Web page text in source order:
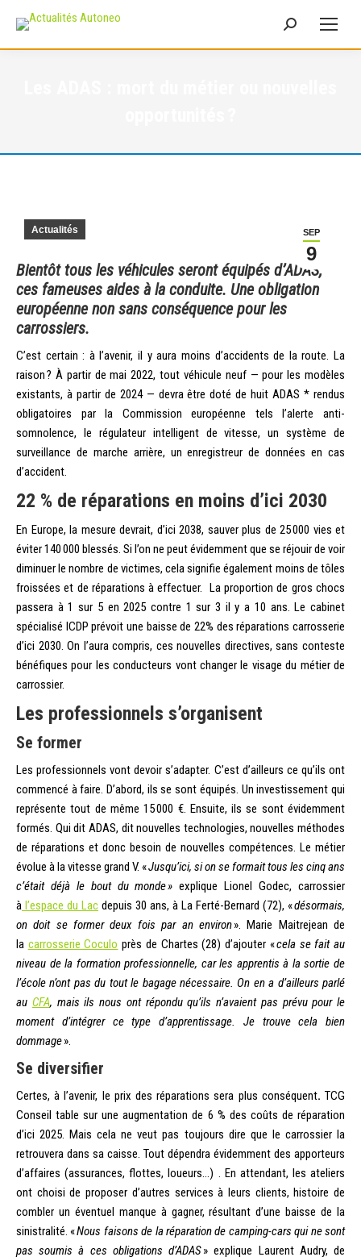
Recherche
:
SEP
9
Actualités
Bientôt tous les véhicules seront équipés d’ADAS,
ces fameuses aides à la conduite. Une obligation
européenne non sans conséquence pour les
carrossiers.
C’est certain : à l’avenir, il y aura moins d’accidents de la route. La
raison ? À partir de mai 2022, tout véhicule neuf — pour les modèles
existants, à partir de 2024 — devra être doté de huit ADAS * rendus
obligatoires par la Commission européenne tels l’alerte anti-
somnolence, le régulateur intelligent de vitesse, un système de
surveillance de marche arrière, un enregistreur de données en cas
d’accident.
22 % de réparations en moins d’ici 2030
En Europe, la mesure devrait, d’ici 2038, sauver plus de 25 000 vies et
éviter 140 000 blessés. Si l’on ne peut évidemment que se réjouir de voir
diminuer le nombre de victimes, cela signifie également moins de tôles
froissées et de réparations à effectuer. La proportion de gros chocs
passera à 1 sur 5 en 2025 contre 1 sur 3 il y a 10 ans. Le cabinet
spécialisé ICDP prévoit une baisse de 22% des réparations carrosserie
d’ici 2030. On l’aura compris, ces nouvelles directives, sans conteste
bénéfiques pour les conducteurs vont changer le visage du métier de
carrossier.
Les professionnels s’organisent
Se former
Les professionnels vont devoir s’adapter. C’est d’ailleurs ce qu’ils ont
commencé à faire. D’abord, ils se sont équipés. Un investissement qui
représente tout de même 15 000 €. Ensuite, ils se sont évidemment
formés. Qui dit ADAS, dit nouvelles technologies, nouvelles méthodes
de réparations et donc besoin de nouvelles compétences. Le métier
évolue à la vitesse grand V. «Jusqu’ici, si on se formait tous les cinq ans
c’était déjà le bout du monde »explique Lionel Godec, carrossier
à l’espace du Lac depuis 30 ans, à La Ferté-Bernard (72), «désormais,
on doit se former deux fois par an environ». Marie Maitrejean de
la carrosserie Coculo près de Chartes (28) d’ajouter «cela se fait au
niveau de la formation professionnelle, car les apprentis à la sortie de
l’école n’ont pas du tout le bagage nécessaire. On en a d’ailleurs parlé
au CFA, mais ils nous ont répondu qu’ils n’avaient pas prévu pour le
moment d’intégrer ce type d’apprentissage. Je trouve cela bien
dommage».
Se diversifier
Certes, à l’avenir, le prix des réparations sera plus conséquent.TCG
Conseil table sur une augmentation de 6 % des coûts de réparation
d’ici 2025. Mais cela ne veut pas toujours dire que le carrossier la
retrouvera dans sa caisse. Tout dépendra évidemment des apporteurs
d’affaires (assurances, flottes, loueurs…) . En attendant, les ateliers
ont choisi de proposer d’autres services à leurs clients, histoire de
combler un éventuel manque à gagner, résultant d’une baisse de la
sinistralité. «Nous faisons de la réparation de camping-cars qui ne sont
pas soumis à ces obligations d’ADAS» explique Laurent Audry, de